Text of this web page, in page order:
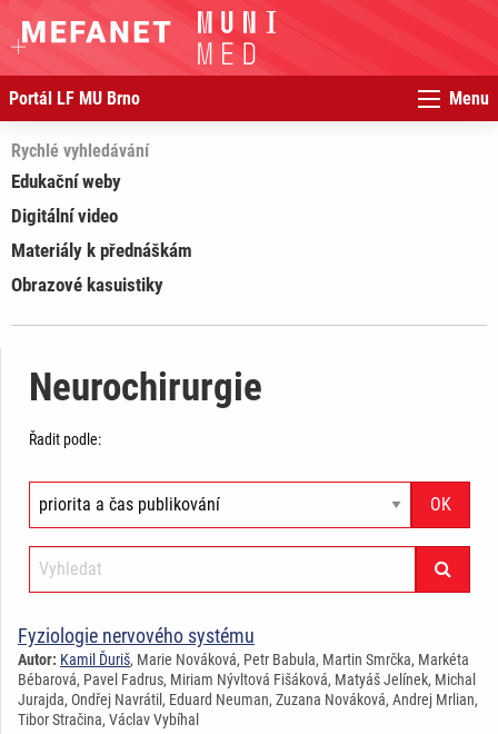
Portál LF MU Brno Menu
Rychlé vyhledávání
Edukační weby
Digitální video
Materiály k přednáškám
Obrazové kasuistiky
Neurochirurgie
Řadit podle:
Fyziologie nervového systému
Autor: Kamil Ďuriš, Marie Nováková, Petr Babula, Martin Smrčka, Markéta
Bébarová, Pavel Fadrus, Miriam Nývltová Fišáková, Matyáš Jelínek, Michal
Jurajda, Ondřej Navrátil, Eduard Neuman, Zuzana Nováková, Andrej Mrlian,
Tibor Stračina, Václav Vybíhal